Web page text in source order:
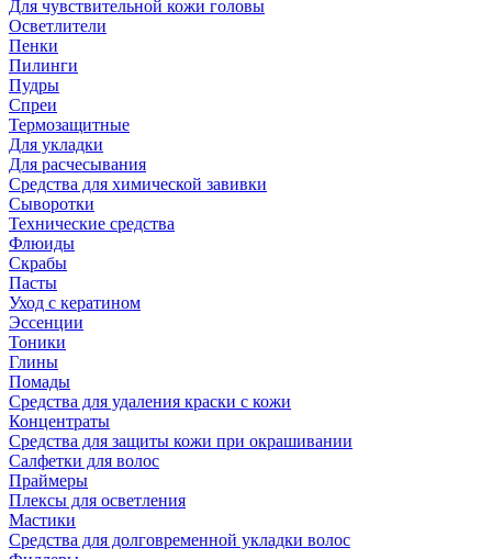
Для чувствительной кожи головы
Осветлители
Пенки
Пилинги
Пудры
Спреи
Термозащитные
Для укладки
Для расчесывания
Средства для химической завивки
Сыворотки
Технические средства
Флюиды
Скрабы
Пасты
Уход с кератином
Эссенции
Тоники
Глины
Помады
Средства для удаления краски с кожи
Концентраты
Средства для защиты кожи при окрашивании
Салфетки для волос
Праймеры
Плексы для осветления
Мастики
Средства для долговременной укладки волос